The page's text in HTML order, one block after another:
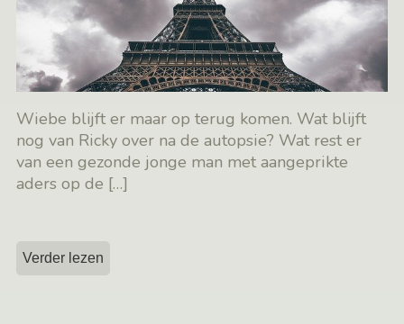
Wiebe blijft er maar op terug komen. Wat blijft
nog van Ricky over na de autopsie? Wat rest er
van een gezonde jonge man met aangeprikte
aders op de […]
Verder lezen